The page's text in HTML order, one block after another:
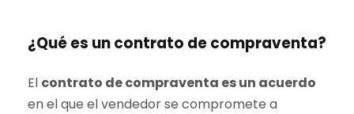
¿Qué es un contrato de compraventa?
El contrato de compraventa es un acuerdo
en el que el vendedor se compromete a